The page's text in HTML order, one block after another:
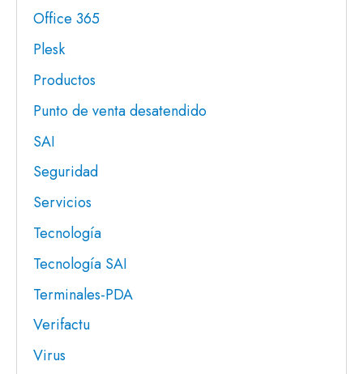
Office 365
Plesk
Productos
Punto de venta desatendido
SAI
Seguridad
Servicios
Tecnología
Tecnología SAI
Terminales-PDA
Verifactu
Virus